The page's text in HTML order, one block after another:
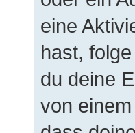
eine
hast,
du deine
von